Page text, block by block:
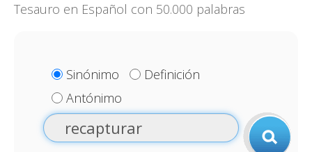
Tesauro en Español con 50.000 palabras
Sinónimo
Definición
Antónimo